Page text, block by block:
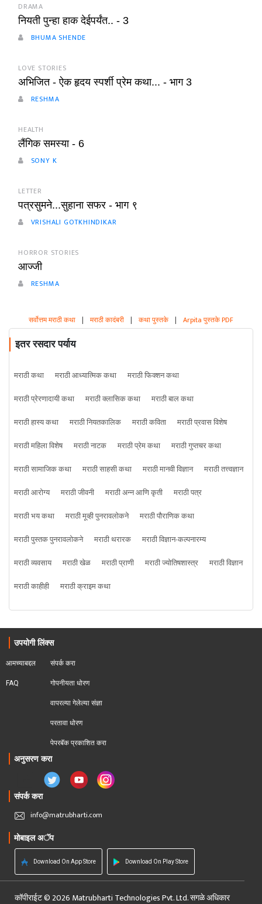
DRAMA
नियती पुन्हा हाक देईपर्यंत.. - 3
BHUMA SHENDE
LOVE STORIES
अभिजित - ऐक हृदय स्पर्शी प्रेम कथा... - भाग 3
RESHMA
HEALTH
लैंगिक समस्या - 6
SONY K
LETTER
पत्रसुमने...सुहाना सफर - भाग ९
VRISHALI GOTKHINDIKAR
HORROR STORIES
आज्जी
RESHMA
सर्वोत्तम मराठी कथा | मराठी कादंबरी | कथा पुस्तके | Arpita पुस्तके PDF
इतर रसदार पर्याय
मराठी कथा मराठी आध्यात्मिक कथा
मराठी फिक्शन कथा
मराठी प्रेरणादायी कथा
मराठी क्लासिक कथा
मराठी बाल कथा
मराठी हास्य कथा
मराठी नियतकालिक मराठी कविता
मराठी प्रवास विशेष
मराठी महिला विशेष
मराठी नाटक मराठी प्रेम कथा
मराठी गुप्तचर कथा
मराठी सामाजिक कथा
मराठी साहसी कथा मराठी मानवी विज्ञान
मराठी तत्त्वज्ञान
मराठी आरोग्य
मराठी जीवनी मराठी अन्न आणि कृती
मराठी पत्र
मराठी भय कथा
मराठी मूव्ही पुनरावलोकने
मराठी पौराणिक कथा
मराठी पुस्तक पुनरावलोकने
मराठी थरारक
मराठी विज्ञान-कल्पनारम्य
मराठी व्यवसाय
मराठी खेळ मराठी प्राणी मराठी ज्योतिषशास्त्र
मराठी विज्ञान
मराठी काहीही
मराठी क्राइम कथा
उपयोगी लिंक्स
आमच्याबद्दल
FAQ
संपर्क करा
गोपनीयता धोरण
वापरल्या गेलेल्या संज्ञा
परतावा धोरण
पेपरबॅक प्रकाशित करा
अनुसरण करा
संपर्क करा
info@matrubharti.com
मोबाइल अॅप
Download On App Store Download On Play Store
कॉपीराईट © 2026 Matrubharti Technologies Pvt. Ltd. सगळे अधिकार